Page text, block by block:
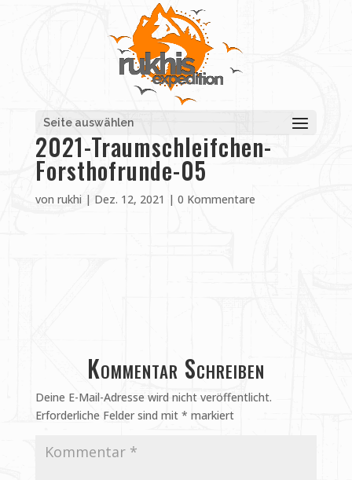
Seite auswählen
2021-Traumschleifchen-
Forsthofrunde-05
von rukhi| Dez. 12, 2021 | 0 Kommentare
Kommentar Schreiben
Deine E-Mail-Adresse wird nicht veröffentlicht.
Erforderliche Felder sind mit * markiert